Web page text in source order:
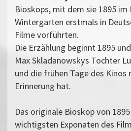
Bioskops, mit dem sie 1895 im
Wintergarten erstmals in
Filme vorführten.
Die Erzählung beginnt 1895
Max Skladanowskys Tochter
und die frühen Tage des Kinos
Erinnerung hat.
Das originale Bioskop von
wichtigsten Exponaten des